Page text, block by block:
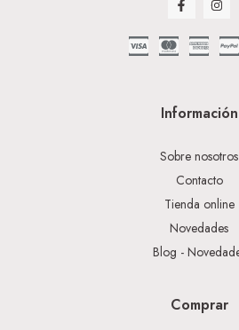
Información
Sobre nosotros
Contacto
Tienda online
Novedades
Blog -
Comprar